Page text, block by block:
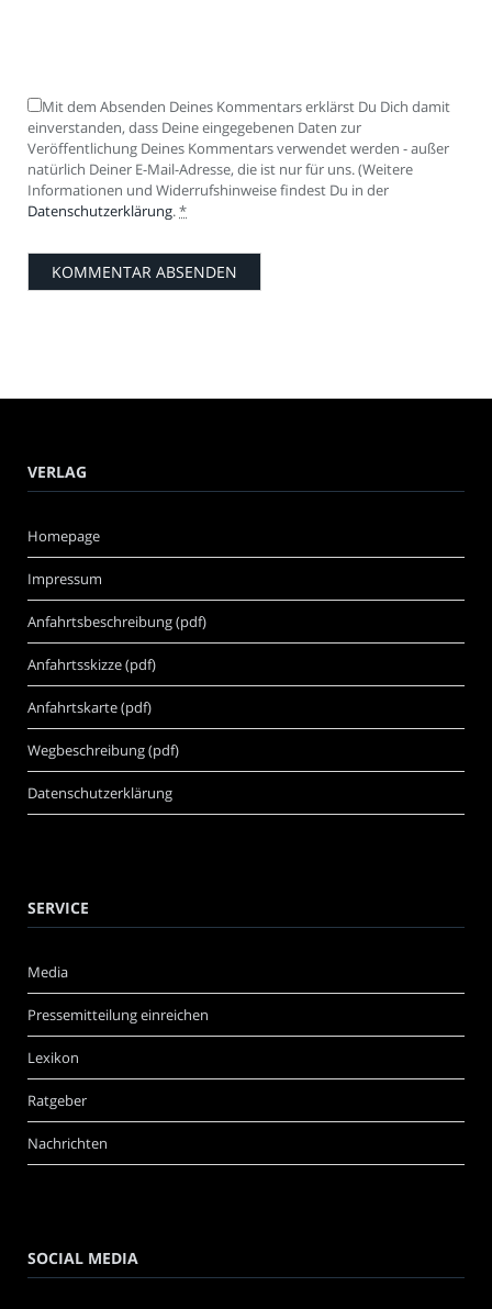
Mit dem Absenden Deines Kommentars erklärst Du Dich damit
einverstanden, dass Deine eingegebenen Daten zur
Veröffentlichung Deines Kommentars verwendet werden - außer
natürlich Deiner E-Mail-Adresse, die ist nur für uns. (Weitere
Informationen und Widerrufshinweise findest Du in der
Datenschutzerklärung.*
VERLAG
Homepage
Impressum
Anfahrtsbeschreibung (pdf)
Anfahrtsskizze (pdf)
Anfahrtskarte (pdf)
Wegbeschreibung (pdf)
Datenschutzerklärung
SERVICE
Media
Pressemitteilung einreichen
Lexikon
Ratgeber
Nachrichten
SOCIAL MEDIA